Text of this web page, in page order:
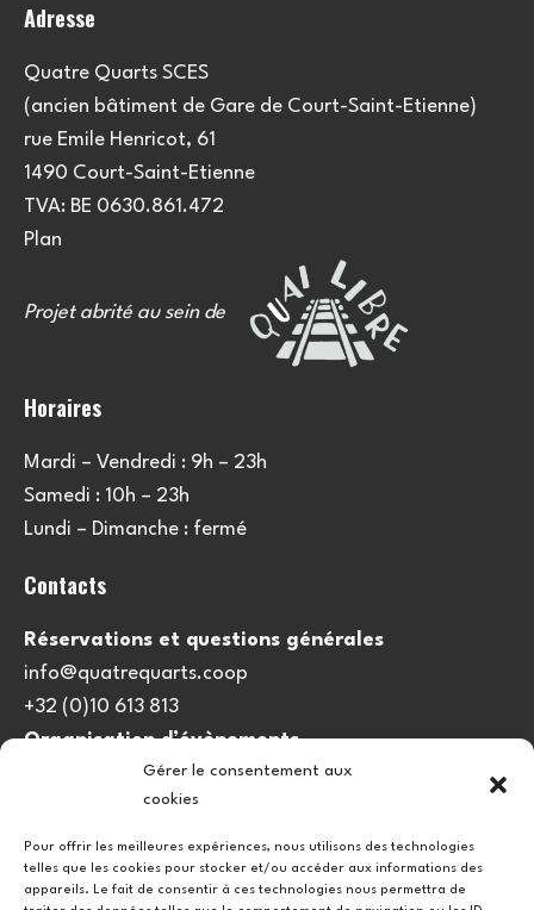
Gérer le consentement aux
cookies
Pour offrir les meilleures expériences, nous utilisons des technologies
telles que les cookies pour stocker et/ou accéder aux informations des
appareils. Le fait de consentir à ces technologies nous permettra de
t
n
t
s
Adresse
Quatre Quarts SCES
(ancien bâtiment de Gare de Court-Saint-Etienne)
rue Emile Henricot, 61
1490 Court-Saint-Etienne
TVA: BE 0630.861.472
Plan
Projet abrité au sein de
Horaires
Mardi – Vendredi : 9h – 23h
Samedi : 10h – 23h
Lundi – Dimanche : fermé
Contacts
Réservations et questions générales
info@quatrequarts.coop
+32 (0)10 613 813
Organisation d’évènements
viedulieu@quatrequarts.coop
Politique de cookies (UE)